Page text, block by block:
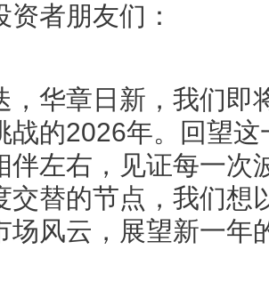
资者朋友们：
，华章日新，我们即
战的2026年。回望
伴左右，见证每一次
交替的节点，我们想
场风云，展望新一年